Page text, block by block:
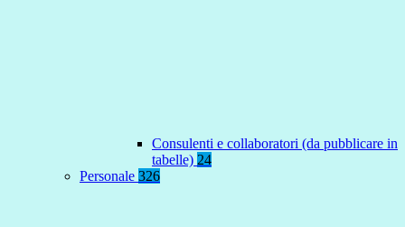
Consulenti e collaboratori (da pubblicare in
tabelle) 24
Personale 326